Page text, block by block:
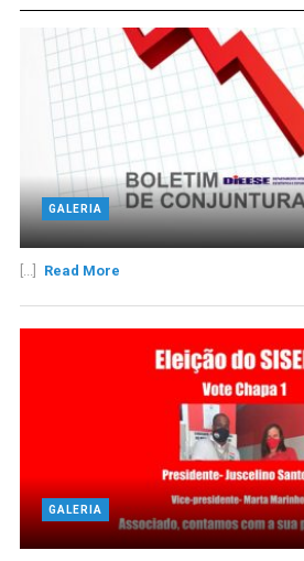
GALERIA
Read More
GALERIA